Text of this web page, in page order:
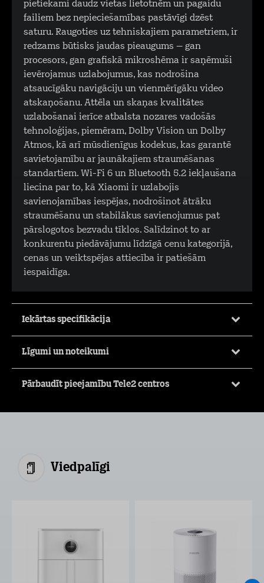
pietiekami daudz vietas lietotnēm un pagaidu
failiem bez nepieciešamības pastāvīgi dzēst
saturu. Raugoties uz tehniskajiem parametriem, ir
redzams būtisks jaudas pieaugums – gan
procesors, gan grafiskā mikroshēma ir saņēmuši
ievērojamus uzlabojumus, kas nodrošina
atsaucīgāku navigāciju un vienmērīgāku video
atskaņošanu. Attēla un skaņas kvalitātes
uzlabošanai ierīce atbalsta nozares vadošās
tehnoloģijas, piemēram, Dolby Vision un Dolby
Atmos, kā arī mūsdienīgus kodekus, kas garantē
savietojamību ar jaunākajiem straumēšanas
standartiem. Wi-Fi 6 un Bluetooth 5.2 iekļaušana
liecina par to, kā Xiaomi ir uzlabojis
savienojamības iespējas, nodrošinot ātrāku
straumēšanu un stabilākus savienojumus pat
pārslogotos bezvadu tīklos. Salīdzinot to ar
konkurentu piedāvājumu līdzīgā cenu kategorijā,
cenas un veiktspējas attiecība ir patiešām
iespaidīga.
Iekārtas specifikācija
Līgumi un noteikumi
Pārbaudīt pieejamību Tele2 centros
Viedpalīgi